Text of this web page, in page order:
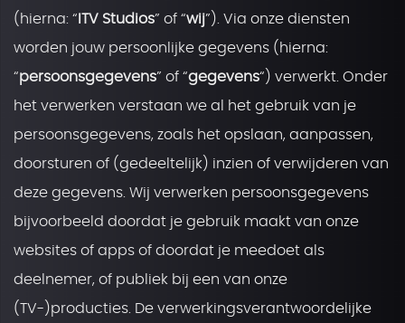
(hierna: “ ITV Studios” of “wij”). Via onze diensten
worden jouw persoonlijke gegevens (hierna:
“persoonsgegevens” of “gegevens“) verwerkt. Onder
het verwerken verstaan we al het gebruik van je
persoonsgegevens, zoals het opslaan, aanpassen,
doorsturen of (gedeeltelijk) inzien of verwijderen van
deze gegevens. Wij verwerken persoonsgegevens
bijvoorbeeld doordat je gebruik maakt van onze
websites of apps of doordat je meedoet als
deelnemer, of publiek bij een van onze
(TV-)producties. De verwerkingsverantwoordelijke